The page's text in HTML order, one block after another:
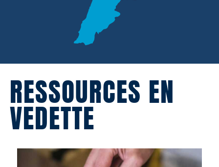
RESSOURCES EN
VEDETTE